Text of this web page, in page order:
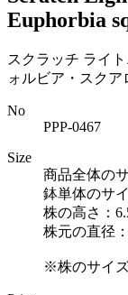
Euphorbia
スクラッチ ライ
ォルビア・スク
No
PPP-0467
Size
商品全体の
鉢単体のサ
株の高さ：
株元の直径
※株のサイ